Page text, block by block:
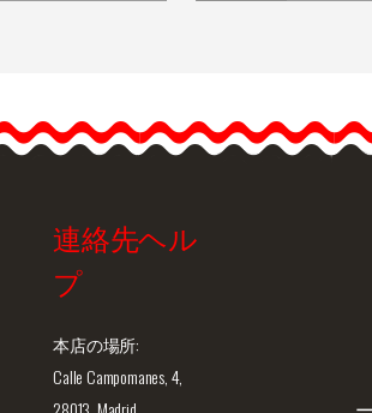
クイックビュー
連絡先ヘル
プ
本店の場所:
Calle Campomanes, 4,